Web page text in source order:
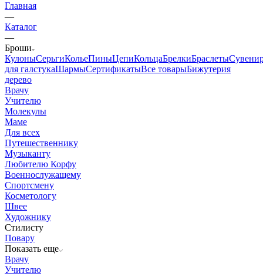
Главная
—
Каталог
—
Броши
КулоныСерьгиКольеПиныЦепиКольцаБрелкиБраслеты
для галстукаШармыСертификатыВсе товарыБижутерия
дерево
Врачу
Учителю
Молекулы
Маме
Для всех
Путешественнику
Музыканту
Любителю Корфу
Военнослужащему
Спортсмену
Косметологу
Швее
Художнику
Стилисту
Повару
Показать еще
Врачу
Учителю